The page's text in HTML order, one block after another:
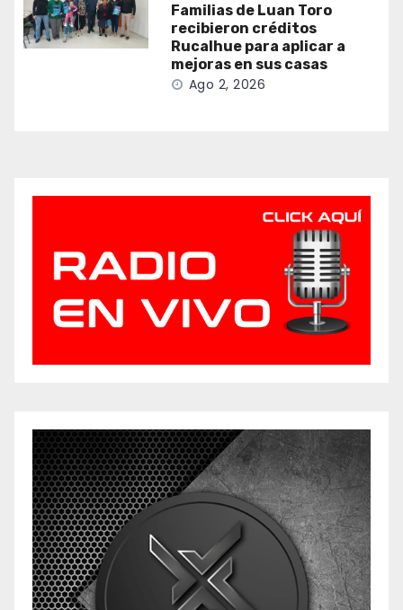
Familias de Luan Toro
recibieron créditos
Rucalhue para aplicar a
mejoras en sus casas
Ago 2, 2026